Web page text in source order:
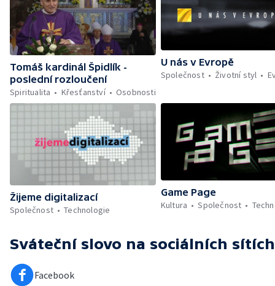
Tomáš kardinál Špidlík -
poslední rozloučení
Spiritualita
Křesťanství Osobnosti
U nás v Evropě
Společnost
Životní styl
Žijeme digitalizací
Společnost
Technologie
Game Page
Kultura
Společnost
Sváteční slovo na sociálních sítích
Facebook